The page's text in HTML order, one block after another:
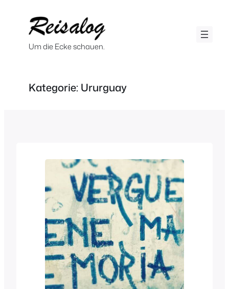
springenUm die Ecke schauen.
Kategorie: Ururguay